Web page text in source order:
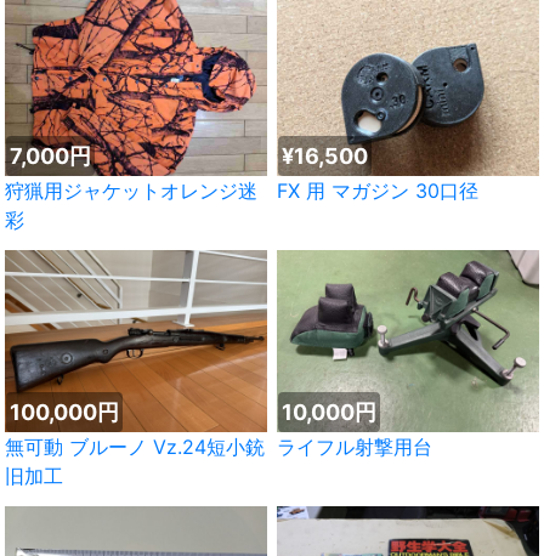
7,000円
狩猟用ジャケットオレンジ迷
彩
¥16,500
FX 用 マガジン 30口径
100,000円
無可動 ブルーノ Vz.24短小銃
旧加工
10,000円
ライフル射撃用台